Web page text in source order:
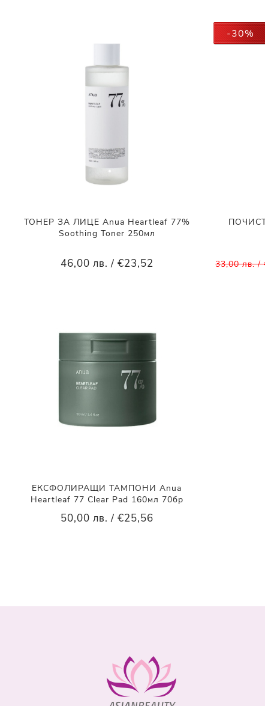
ТОНЕР ЗА ЛИЦЕ Anua Heartleaf 77%
Soothing Toner 250мл
46,00 лв. / €23,52
-30%
33,00 лв. /
ЕКСФОЛИРАЩИ ТАМПОНИ Anua
Heartleaf 77 Clear Pad 160мл 70бр
50,00 лв. / €25,56